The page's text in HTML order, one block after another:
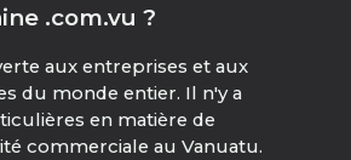
.com.vu ?
aux entreprises et aux
du monde entier. Il n'y a
en matière de
commerciale au Vanuatu.